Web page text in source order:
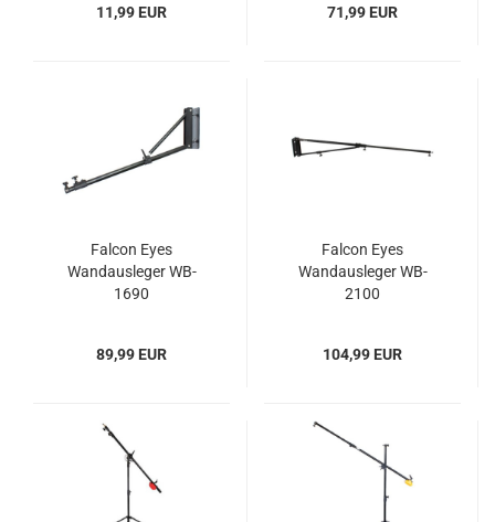
11,99 EUR 71,99 EUR
Falcon Eyes
Wandausleger WB-
1690
89,99 EUR
Falcon Eyes
Wandausleger WB-
2100
104,99 EUR